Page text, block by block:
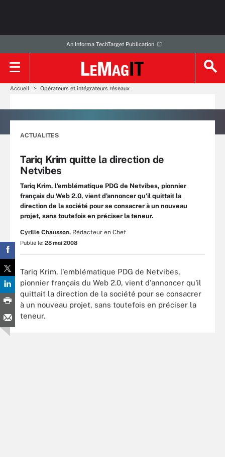
An Informa TechTarget Publication
Accueil Opérateurs et intégrateurs réseaux
ACTUALITES
Tariq Krim quitte la direction de
Netvibes
Tariq Krim, l'emblématique PDG de Netvibes, pionnier
français du Web 2.0, vient d'annoncer qu'il quittait la
direction de la société pour se consacrer à un nouveau
projet, sans toutefois en préciser la teneur.
Cyrille Chausson, Rédacteur en Chef
Publié le: 28 mai 2008
Tariq Krim, l'emblématique PDG de Netvibes,
pionnier français du Web 2.0, vient d'annoncer qu'il
quittait la direction de la société pour se consacrer
à un nouveau projet, sans toutefois en préciser la
teneur.